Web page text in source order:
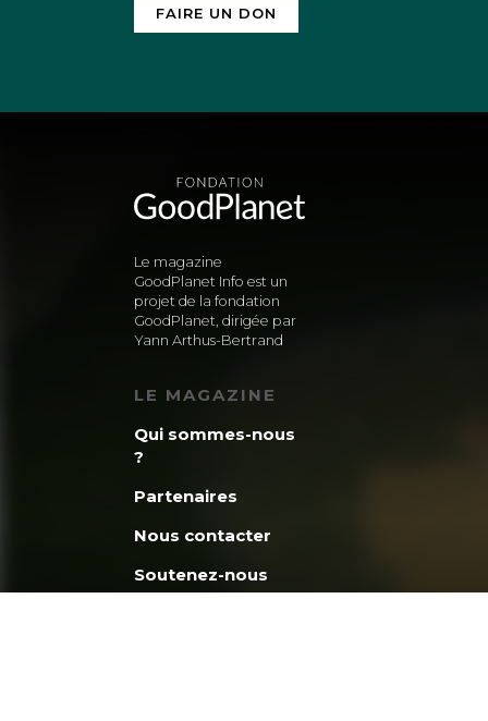
FAIRE UN DON
Le magazine
GoodPlanet Info est un
projet de la fondation
GoodPlanet, dirigée par
Yann Arthus-Bertrand
LE MAGAZINE
Qui sommes-nous
?
Partenaires
Nous contacter
Soutenez-nous